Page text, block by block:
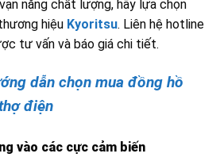
năng chất lượng, hãy lựa chọn
hiệu Kyoritsu. Liên hệ hotline
tư vấn và báo giá chi tiết.
dẫn chọn mua đồng hồ
điện
vào các cực cảm biến